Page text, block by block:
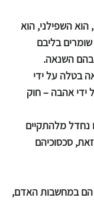
הוא השפילני, הוא
בליבם
השנאה.
בטלה על ידי
אהבה – חוק
נחדל מלהתקיים
סכסוכיהם
הם במחשבות האדם,